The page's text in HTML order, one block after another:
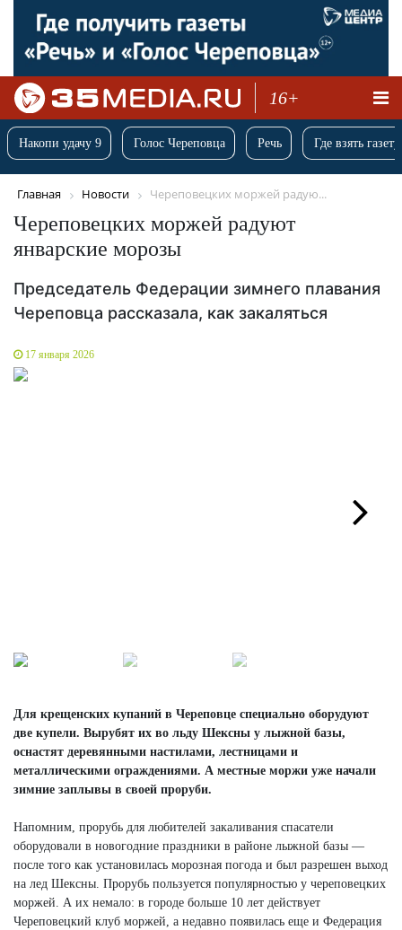
16+
Накопи удачу 9 Голос Череповца Речь Где взять
Главная Новости Череповецких моржей радую...
Череповецких моржей радуют
январские морозы
Председатель Федерации зимнего плавания
Череповца рассказала, как закаляться
17 января 2026
Для крещенских купаний в Череповце специально оборудуют
две купели. Вырубят их во льду Шексны у лыжной базы,
оснастят деревянными настилами, лестницами и
металлическими ограждениями. А местные моржи уже начали
зимние заплывы в своей проруби.
Напомним, прорубь для любителей закаливания спасатели
оборудовали в новогодние праздники в районе лыжной базы —
после того как установилась морозная погода и был разрешен выход
на лед Шексны. Прорубь пользуется популярностью у череповецких
моржей. А их немало: в городе больше 10 лет действует
Череповецкий клуб моржей, а недавно появилась еще и Федерация